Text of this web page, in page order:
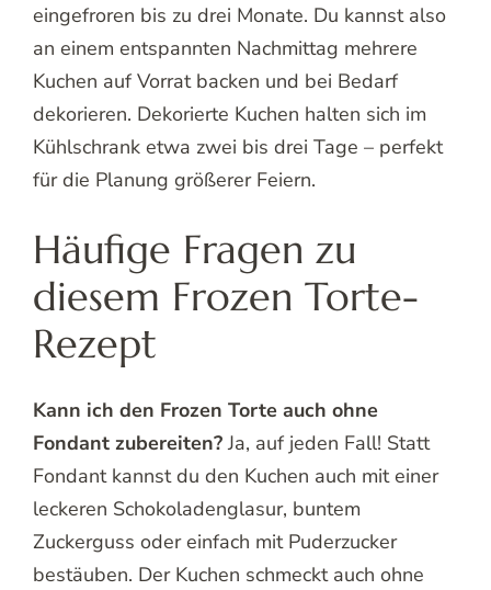
eingefroren bis zu drei Monate. Du kannst also
an einem entspannten Nachmittag mehrere
Kuchen auf Vorrat backen und bei Bedarf
dekorieren. Dekorierte Kuchen halten sich im
Kühlschrank etwa zwei bis drei Tage – perfekt
für die Planung größerer Feiern.
Häufige Fragen zu
diesem Frozen Torte-
Rezept
Kann ich den Frozen Torte auch ohne
Fondant zubereiten?Ja, auf jeden Fall! Statt
Fondant kannst du den Kuchen auch mit einer
leckeren Schokoladenglasur, buntem
Zuckerguss oder einfach mit Puderzucker
bestäuben. Der Kuchen schmeckt auch ohne